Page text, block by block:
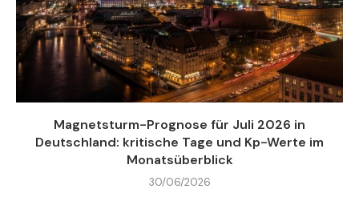
Magnetsturm-Prognose für Juli 2026 in
Deutschland: kritische Tage und Kp-Werte im
Monatsüberblick
30/06/2026